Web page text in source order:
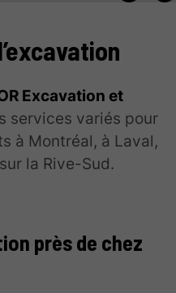
Excavation et
services variés pour
à Montréal, à Laval,
la Rive-Sud.
près de chez